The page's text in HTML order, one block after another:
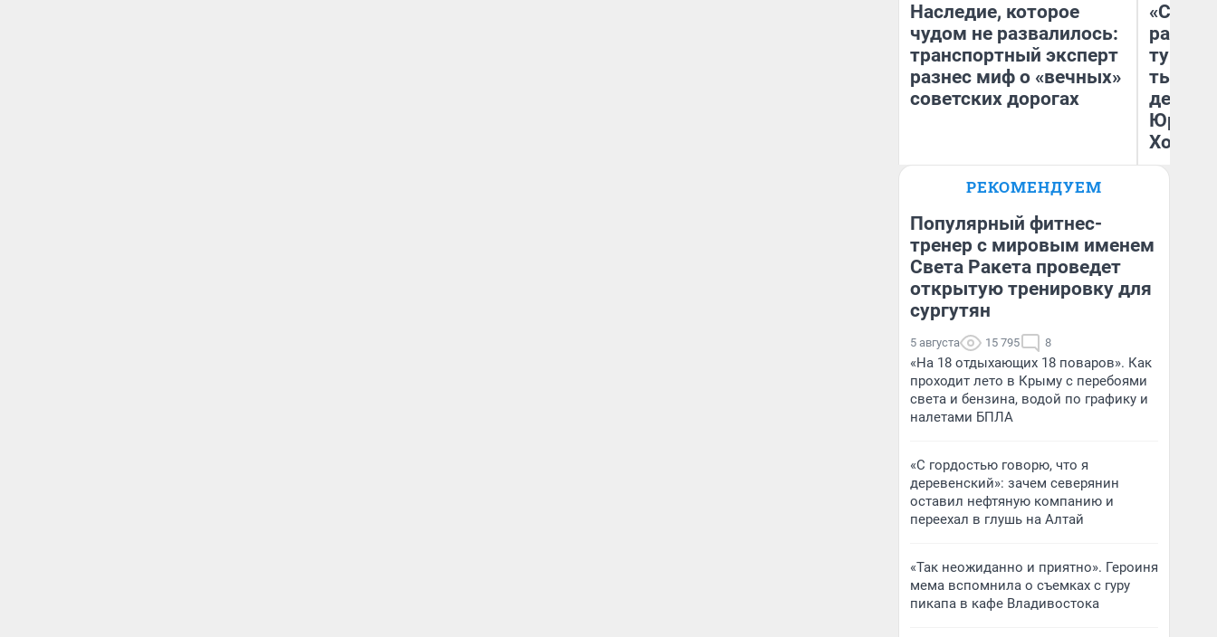
Наследие, которое
чудом не развалилось:
транспортный эксперт
разнес миф о «вечных»
советских дорогах
Блогер, предприниматель,
бизнесе
тысяч,
день
РЕКОМЕНДУЕМ
Популярный фитнес-
тренер с мировым именем
Света Ракета проведет
открытую тренировку для
сургутян
5 августа 15 795 8
«На 18 отдыхающих 18 поваров». Как
проходит лето в Крыму с перебоями
света и бензина, водой по графику и
налетами БПЛА
«С гордостью говорю, что я
деревенский»: зачем северянин
оставил нефтяную компанию и
переехал в глушь на Алтай
«Так неожиданно и приятно». Героиня
мема вспомнила о съемках с гуру
пикапа в кафе Владивостока